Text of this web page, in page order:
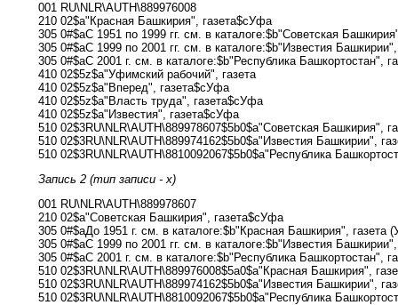
001 RU\NLR\AUTH\889976008
210 02$a"Красная Башкирия", газета$cУфа
305 0#$aС 1951 по 1999 гг. см. в каталоге:$b"Советская
305 0#$aС 1999 по 2001 гг. см. в каталоге:$b"Известия
305 0#$aС 2001 г. см. в каталоге:$b"Республика Башкортостан",
410 02$5z$a"Уфимский рабочий", газета
410 02$5z$a"Вперед", газета$cУфа
410 02$5z$a"Власть труда", газета$cУфа
410 02$5z$a"Известия", газета$cУфа
510 02$3RU\NLR\AUTH\889978607$5b0$a"Советская Башкирия",
510 02$3RU\NLR\AUTH\889974162$5b0$a"Известия Башкирии",
510 02$3RU\NLR\AUTH\8810092067$5b0$a"Республика
Запись 2 (тип записи - x)
001 RU\NLR\AUTH\889978607
210 02$a"Советская Башкирия", газета$cУфа
305 0#$aДо 1951 г. см. в каталоге:$b"Красная Башкирия", газета
305 0#$aС 1999 по 2001 гг. см. в каталоге:$b"Известия
305 0#$aС 2001 г. см. в каталоге:$b"Республика Башкортостан",
510 02$3RU\NLR\AUTH\889976008$5a0$a"Красная Башкирия",
510 02$3RU\NLR\AUTH\889974162$5b0$a"Известия Башкирии",
510 02$3RU\NLR\AUTH\8810092067$5b0$a"Республика